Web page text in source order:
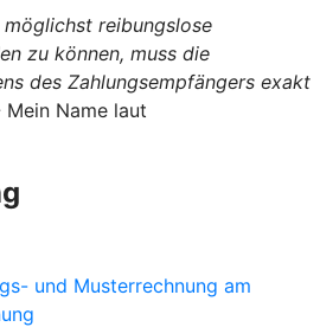
reibungslose
zu können, muss die
des Zahlungsempfängers exakt
Name laut
und Musterrechnung am